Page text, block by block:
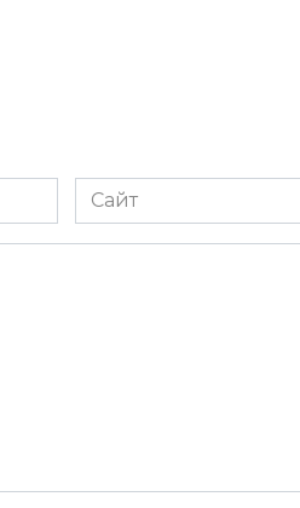
Сайт